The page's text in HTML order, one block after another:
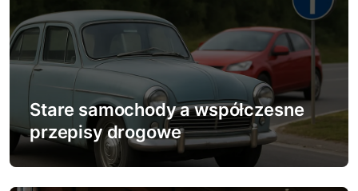
Stare samochody a współczesne
przepisy drogowe